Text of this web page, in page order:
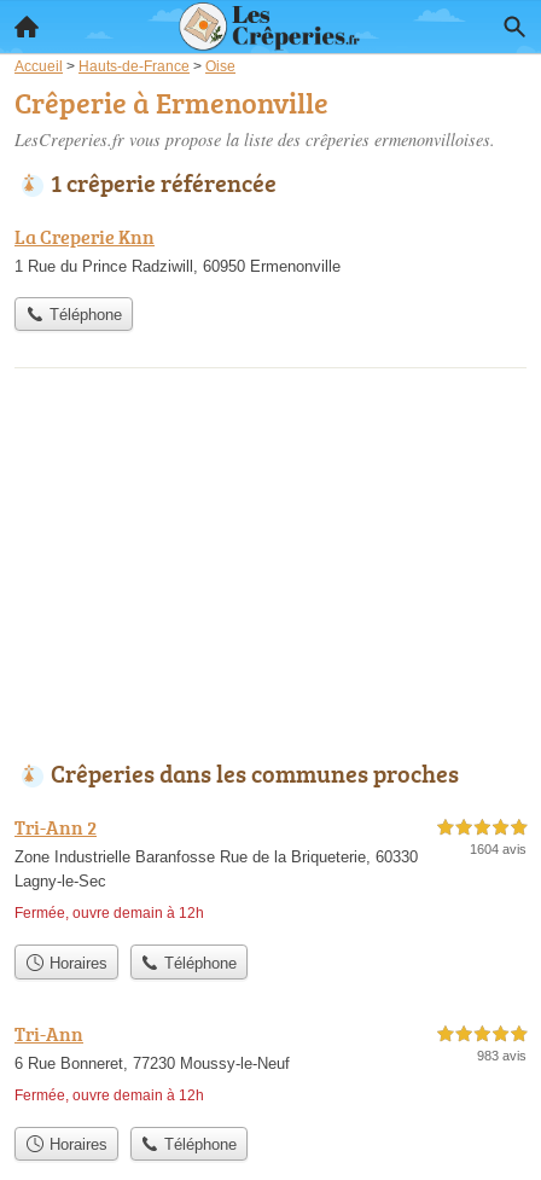
Accueil > Hauts-de-France > Oise
Crêperie à Ermenonville
LesCreperies.fr vous propose la liste des crêperies ermenonvilloises.
1 crêperie référencée
La Creperie Knn
1 Rue du Prince Radziwill, 60950 Ermenonville
Téléphone
Crêperies dans les communes proches
Tri-Ann 2
Zone Industrielle Baranfosse Rue de la Briqueterie, 60330
Lagny-le-Sec
Fermée, ouvre demain à 12h
5,0 étoiles sur 5
1604 avis
Horaires Téléphone
Tri-Ann
6 Rue Bonneret, 77230 Moussy-le-Neuf
Fermée, ouvre demain à 12h
5,0 étoiles sur 5
983 avis
Horaires Téléphone